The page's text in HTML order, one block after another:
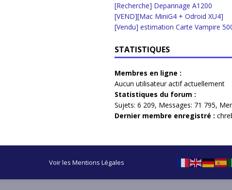
[Recherche] Depannage A1200
[VEND][Mac MiniG4 + Odroid XU4]
[Vendu] estimation Carte Vampire
STATISTIQUES
Membres en ligne :
Aucun utilisateur actif actuellement
Statistiques du forum :
Sujets: 6 209, Messages: 71 795,
Dernier membre enregistré :
Voir les Mentions Légales